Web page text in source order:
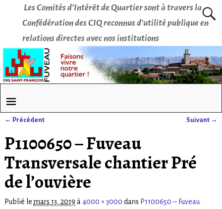
Les Comités d’Intérêt de Quartier sont à travers la
Confédération des CIQ reconnus d’utilité publique en
relations directes avec nos institutions
← Précédent Suivant →
P1100650 – Fuveau
Transversale chantier Pré
de l’ouvière
Publié le mars 13, 2019 à 4000 × 3000 dans P1100650 – Fuveau